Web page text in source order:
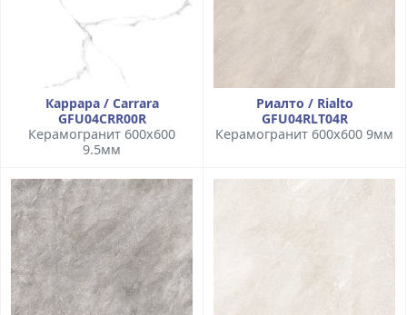
Каррара / Carrara
GFU04CRR00R
Керамогранит 600x600
9.5мм
Риалто / Rialto
GFU04RLT04R
Керамогранит 600x600 9мм